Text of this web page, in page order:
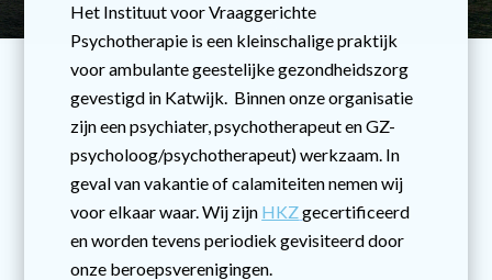
Het Instituut voor Vraaggerichte
Psychotherapie is een kleinschalige praktijk
voor ambulante geestelijke gezondheidszorg
gevestigd in Katwijk. Binnen onze organisatie
zijn een psychiater, psychotherapeut en GZ-
psycholoog/psychotherapeut) werkzaam. In
geval van vakantie of calamiteiten nemen wij
voor elkaar waar. Wij zijn HKZgecertificeerd
en worden tevens periodiek gevisiteerd door
onze beroepsverenigingen.